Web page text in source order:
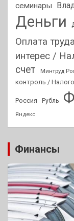
семинары
Деньги
Оплата труда
интерес /
счет
Минтруд
контроль /
Россия Рубль
Яндекс
Финансы